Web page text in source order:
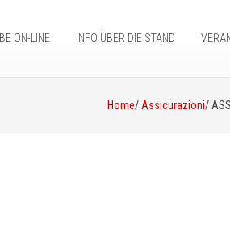
ON-LINE INFO ÜBER DIE STAND
Home/ Assicurazioni/